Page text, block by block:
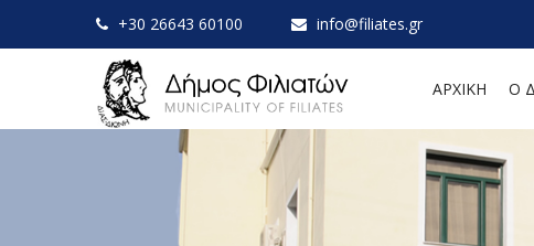
+30 26643 60100 info@filiates.gr
ΑΡΧΙΚΗ Ο